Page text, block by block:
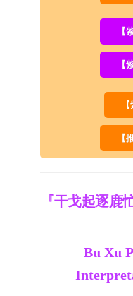
【
【
【
『干戈起逐鹿
Bu Xu